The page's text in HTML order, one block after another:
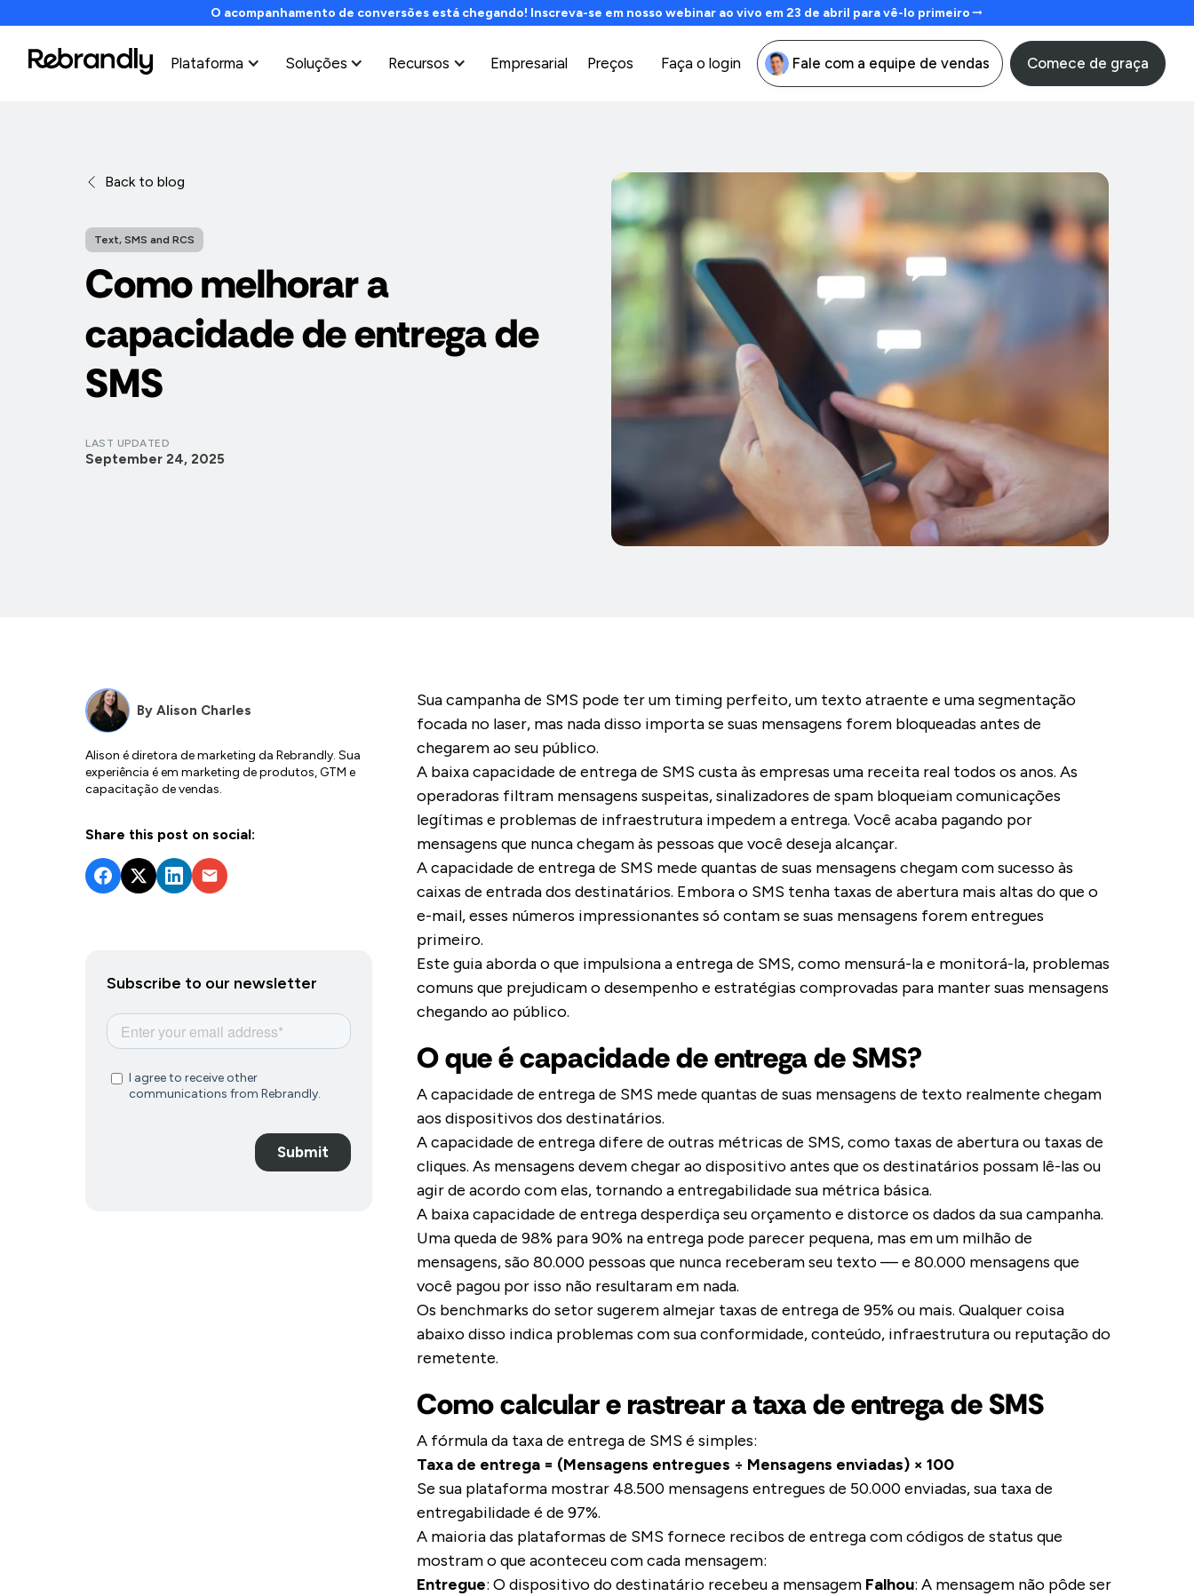
O acompanhamento de conversões está chegando! Inscreva-se em nosso webinar ao vivo em 23 de abril para vê-lo primeiro
Plataforma Soluções Recursos Empresarial Preços Faça o login Fale com a equipe de vendas Comece de graça
Back to blog
Text, SMS and RCS
Como melhorar a
capacidade de entrega de
SMS
LAST UPDATED
September 24, 2025
By Alison Charles
Alison é diretora de marketing da Rebrandly. Sua
experiência é em marketing de produtos, GTM e
capacitação de vendas.
Share this post on social:
Subscribe to our newsletter
Sua campanha de SMS pode ter um timing perfeito, um texto atraente e uma segmentação
focada no laser, mas nada disso importa se suas mensagens forem bloqueadas antes de
chegarem ao seu público.
A baixa capacidade de entrega de SMS custa às empresas uma receita real todos os anos. As
operadoras filtram mensagens suspeitas, sinalizadores de spam bloqueiam comunicações
legítimas e problemas de infraestrutura impedem a entrega. Você acaba pagando por
mensagens que nunca chegam às pessoas que você deseja alcançar.
A capacidade de entrega de SMS mede quantas de suas mensagens chegam com sucesso às
caixas de entrada dos destinatários. Embora o SMS tenha taxas de abertura mais altas do que o
e-mail, esses números impressionantes só contam se suas mensagens forem entregues
primeiro.
Este guia aborda o que impulsiona a entrega de SMS, como mensurá-la e monitorá-la, problemas
comuns que prejudicam o desempenho e estratégias comprovadas para manter suas mensagens
chegando ao público.
O que é capacidade de entrega de SMS?
A capacidade de entrega de SMS mede quantas de suas mensagens de texto realmente chegam
aos dispositivos dos destinatários.
A capacidade de entrega difere de outras métricas de SMS, como taxas de abertura ou taxas de
cliques. As mensagens devem chegar ao dispositivo antes que os destinatários possam lê-las ou
agir de acordo com elas, tornando a entregabilidade sua métrica básica.
A baixa capacidade de entrega desperdiça seu orçamento e distorce os dados da sua campanha.
Uma queda de 98% para 90% na entrega pode parecer pequena, mas em um milhão de
mensagens, são 80.000 pessoas que nunca receberam seu texto — e 80.000 mensagens que
você pagou por isso não resultaram em nada.
Os benchmarks do setor sugerem almejar taxas de entrega de 95% ou mais. Qualquer coisa
abaixo disso indica problemas com sua conformidade, conteúdo, infraestrutura ou reputação do
remetente.
Como calcular e rastrear a taxa de entrega de SMS
A fórmula da taxa de entrega de SMS é simples:
Taxa de entrega = (Mensagens entregues ÷ Mensagens enviadas) × 100
Se sua plataforma mostrar 48.500 mensagens entregues de 50.000 enviadas, sua taxa de
entregabilidade é de 97%.
A maioria das plataformas de SMS fornece recibos de entrega com códigos de status que
mostram o que aconteceu com cada mensagem:
Entregue: O dispositivo do destinatário recebeu a mensagem Falhou: A mensagem não pôde ser